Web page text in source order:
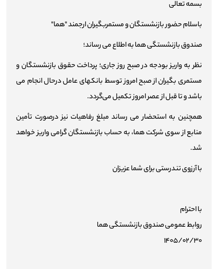
تماس با ما
ارتباط با مدیرعامل
بسمه تعالی
باسلام حضور بازنشستگان و مستمربگیران ارجمند "هما"
صندوق بازنشستگی هما به اطلاع می رساند؛
نظر به واریز بودجه در صبح روز جاری؛ پرداخت حقوق بازنشستگان و
مستمری بگیران از صبح امروز توسط بانکهای عامل درحال انجام می
باشد و تا قبل از عصر امروز تکمیل می‌گردد.
همچنین به استحضار می رساند مبلغ رفاهیات نیز درصورت تأمین
منابع از سوی شرکت هما، به حساب بازنشستگان گرامی واریز خواهد
شد.
با آرزوی تندرستی برای شما عزیزان
با احترام
روابط عمومی صندوق بازنشستگی هما
۱۴۰۵/۰۲/۳۰